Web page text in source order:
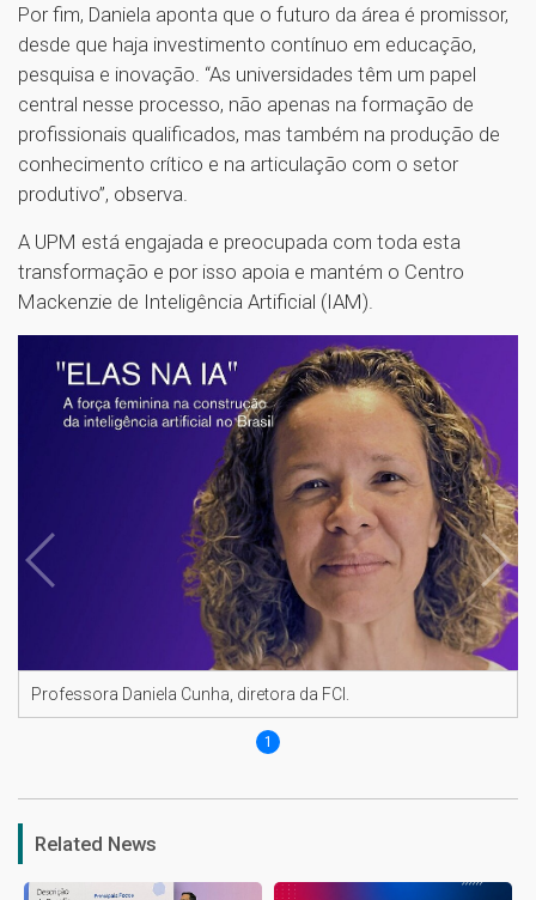
Por fim, Daniela aponta que o futuro da área é promissor,
desde que haja investimento contínuo em educação,
pesquisa e inovação. “As universidades têm um papel
central nesse processo, não apenas na formação de
profissionais qualificados, mas também na produção de
conhecimento crítico e na articulação com o setor
produtivo”, observa.
A UPM está engajada e preocupada com toda esta
transformação e por isso apoia e mantém o Centro
Mackenzie de Inteligência Artificial (IAM).
Professora Daniela Cunha, diretora da FCI.
1
Related News